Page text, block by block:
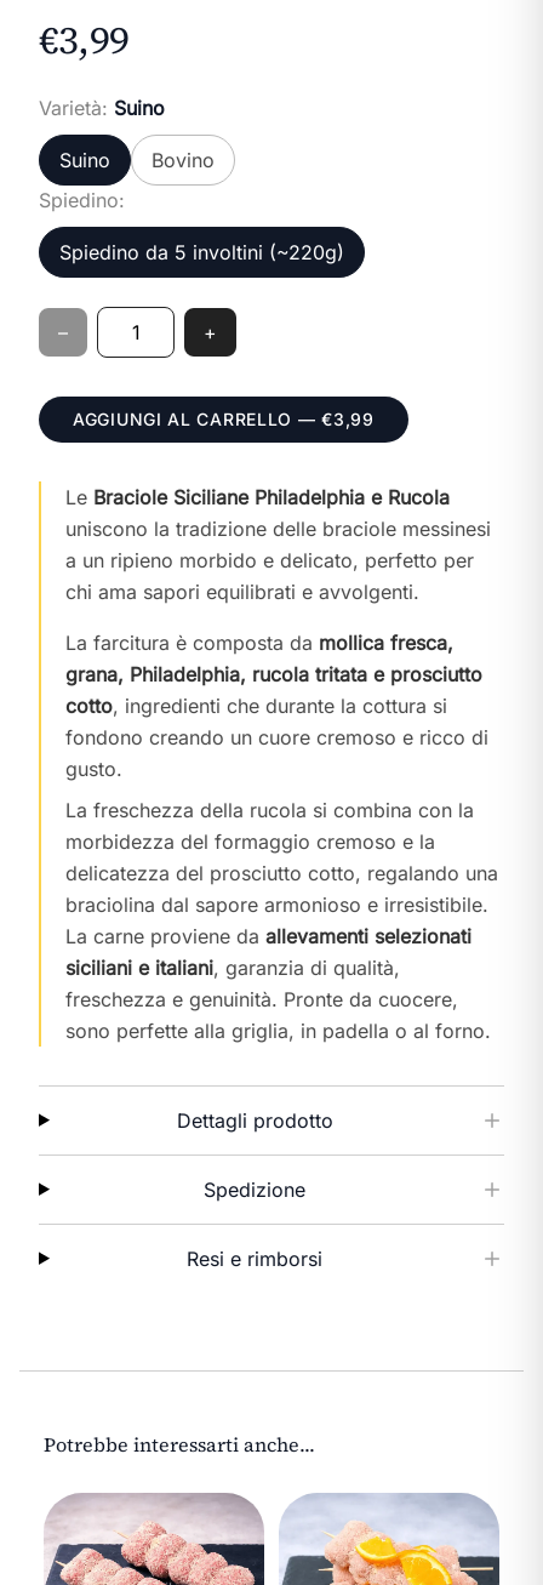
€3,99
Varietà: Suino
Suino
Bovino
Spiedino:
Spiedino da 5 involtini (~220g)
–
Quantità
+
AGGIUNGI AL CARRELLO —€3,99
Le Braciole Siciliane Philadelphia e Rucola
uniscono la tradizione delle braciole messinesi
a un ripieno morbido e delicato, perfetto per
chi ama sapori equilibrati e avvolgenti.
La farcitura è composta da mollica fresca,
grana, Philadelphia, rucola tritata e prosciutto
cotto, ingredienti che durante la cottura si
fondono creando un cuore cremoso e ricco di
gusto.
La freschezza della rucola si combina con la
morbidezza del formaggio cremoso e la
delicatezza del prosciutto cotto, regalando una
braciolina dal sapore armonioso e irresistibile.
La carne proviene da allevamenti selezionati
siciliani e italiani, garanzia di qualità,
freschezza e genuinità. Pronte da cuocere,
sono perfette alla griglia, in padella o al forno.
Dettagli prodotto
Spedizione
Resi e rimborsi
Potrebbe interessarti anche...